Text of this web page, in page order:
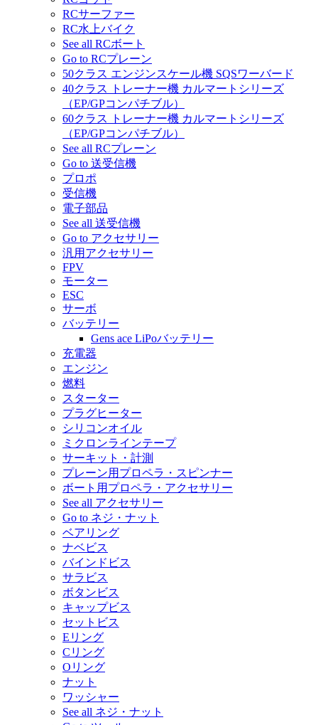
RCサーファー
RC水上バイク
See all RCボート
Go to RCプレーン
50クラス エンジンスケール機 SQSワーバード
40クラス トレーナー機 カルマートシリーズ
（EP/GPコンパチブル）
60クラス トレーナー機 カルマートシリーズ
（EP/GPコンパチブル）
See all RCプレーン
Go to 送受信機
プロポ
受信機
電子部品
See all 送受信機
Go to アクセサリー
汎用アクセサリー
FPV
モーター
ESC
サーボ
バッテリー
Gens ace LiPoバッテリー
充電器
エンジン
燃料
スターター
プラグヒーター
シリコンオイル
ミクロンラインテープ
サーキット・計測
プレーン用プロペラ・スピンナー
ボート用プロペラ・アクセサリー
See all アクセサリー
Go to ネジ・ナット
ベアリング
ナベビス
バインドビス
サラビス
ボタンビス
キャップビス
セットビス
Eリング
Cリング
Oリング
ナット
ワッシャー
See all ネジ・ナット